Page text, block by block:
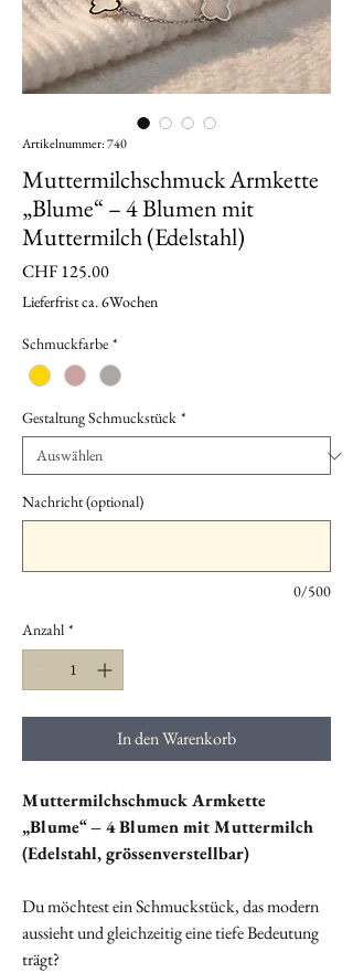
Artikelnummer: 740
Muttermilchschmuck Armkette
„Blume“ – 4 Blumen mit
Muttermilch (Edelstahl)
CHF 125.00Preis
Lieferfrist ca. 6Wochen
Schmuckfarbe *
Gestaltung Schmuckstück *
Nachricht (optional)
0/500
Anzahl *
In den Warenkorb
Muttermilchschmuck Armkette
„Blume“ – 4 Blumen mit Muttermilch
(Edelstahl, grössenverstellbar)
Du möchtest ein Schmuckstück, das modern
aussieht und gleichzeitig eine tiefe Bedeutung
trägt?